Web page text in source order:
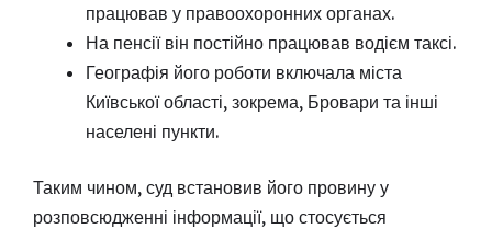
працював у правоохоронних органах.
На пенсії він постійно працював водієм таксі.
Географія його роботи включала міста
Київської області, зокрема, Бровари та інші
населені пункти.
Таким чином, суд встановив його провину у
розповсюдженні інформації, що стосується